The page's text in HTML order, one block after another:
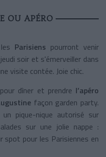
OU APÉRO
Parisiens pourront venir
soir et s'émerveiller dans
visite contée. Joie chic.
dîner et prendre l’apéro
façon garden party.
pique-nique autorisé sur
sur une jolie nappe :
spot pour les Parisiennes en